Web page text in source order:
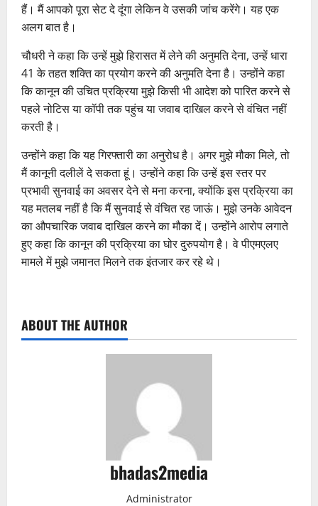
हैं। मैं आपको पूरा सेट दे दूंगा लेकिन वे उसकी जांच करेंगे। यह एक
अलग बात है।
चौधरी ने कहा कि उन्हें मुझे हिरासत में लेने की अनुमति देना, उन्हें धारा
41 के तहत शक्ति का प्रयोग करने की अनुमति देना है। उन्होंने कहा
कि कानून की उचित प्रक्रिया मुझे किसी भी आदेश को पारित करने से
पहले नोटिस या कॉपी तक पहुंच या जवाब दाखिल करने से वंचित नहीं
करती है।
उन्होंने कहा कि यह गिरफ्तारी का अनुरोध है। अगर मुझे मौका मिले, तो
मैं कानूनी दलीलें दे सकता हूं। उन्होंने कहा कि उन्हें इस स्तर पर
प्रभावी सुनवाई का अवसर देने से मना करना, क्योंकि इस प्रक्रिया का
यह मतलब नहीं है कि मैं सुनवाई से वंचित रह जाऊं। मुझे उनके आवेदन
का औपचारिक जवाब दाखिल करने का मौका दें। उन्होंने आरोप लगाते
हुए कहा कि कानून की प्रक्रिया का घोर दुरुपयोग है। वे पीएमएलए
मामले में मुझे जमानत मिलने तक इंतजार कर रहे थे।
ABOUT THE AUTHOR
bhadas2media
Administrator